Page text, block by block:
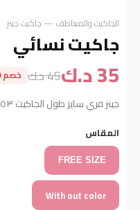
الجاكيت والمعاطف — جاكيت جينز
جاكيت نسائي
35 د.ك 45 د.ك خصم 10 د.ك
جينز فري سايز طول الجاكيت ٥٣انش
المقاس
FREE SIZE
With out color